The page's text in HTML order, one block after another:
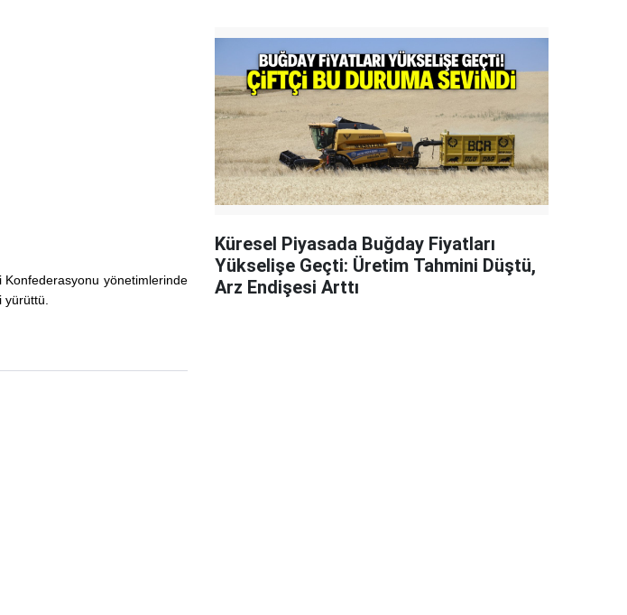
Konfederasyonu yönetimlerinde
Küresel Piyasada Buğday Fiyatları
Yükselişe Geçti: Üretim Tahmini Düştü,
Arz Endişesi Arttı